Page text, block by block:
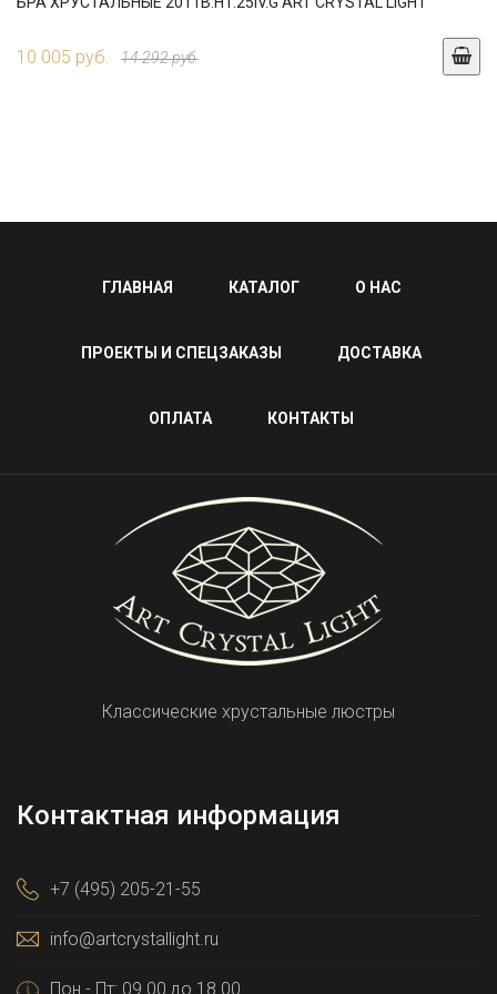
10 005 руб. 14 292 руб.
ГЛАВНАЯ КАТАЛОГ О НАС
ПРОЕКТЫ И СПЕЦЗАКАЗЫ ДОСТАВКА
ОПЛАТА КОНТАКТЫ
Классические хрустальные люстры
Контактная информация
+7 (495) 205-21-55
info@artcrystallight.ru
Пон - Пт: 09.00 до 18.00